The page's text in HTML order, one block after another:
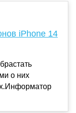
iPhone 14
о них